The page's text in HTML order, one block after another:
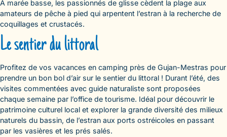
À marée basse, les passionnés de glisse cèdent la plage aux
amateurs de pêche à pied qui arpentent l’estran à la recherche de
coquillages et crustacés.
Le sentier du littoral
Profitez de vos vacances en camping près de Gujan-Mestras pour
prendre un bon bol d’air sur le sentier du littoral ! Durant l’été, des
visites commentées avec guide naturaliste sont proposées
chaque semaine par l’office de tourisme. Idéal pour découvrir le
patrimoine culturel local et explorer la grande diversité des milieux
naturels du bassin, de l’estran aux ports ostréicoles en passant
par les vasières et les prés salés.